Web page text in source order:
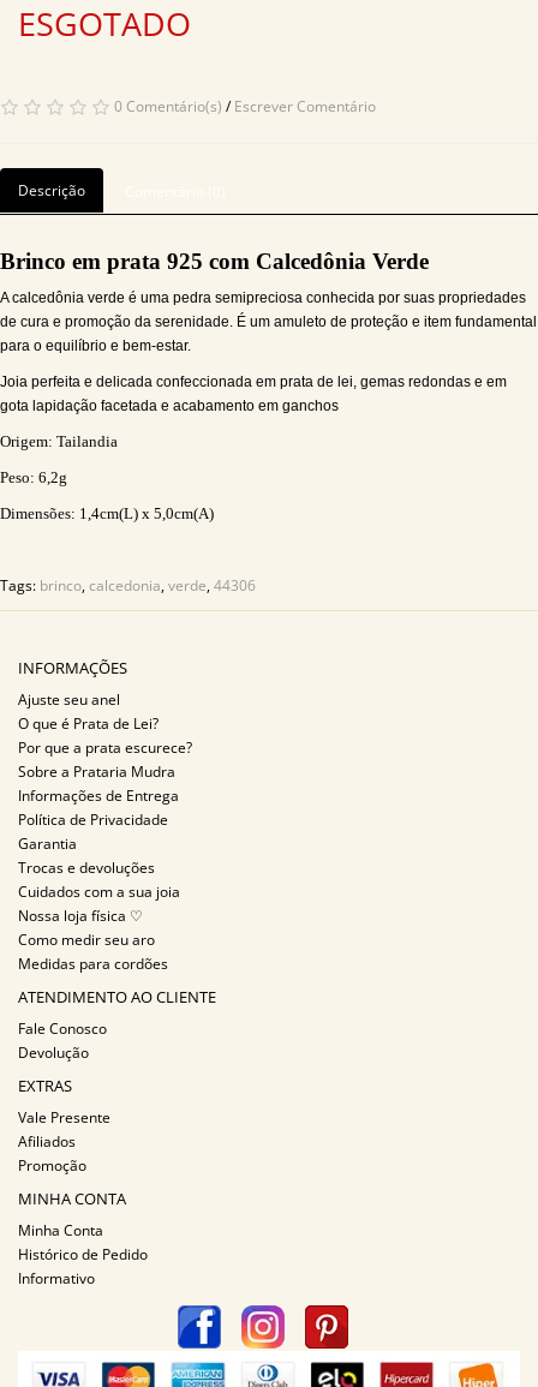
ESGOTADO
0 Comentário(s) /Escrever Comentário
Descrição
Brinco em prata 925 com Calcedônia Verde
A calcedônia verde é uma pedra semipreciosa conhecida por suas propriedades
de cura e promoção da serenidade. É um amuleto de proteção e item fundamental
para o equilíbrio e bem-estar.
Joia perfeita e delicada confeccionada em prata de lei, gemas redondas e em
gota lapidação facetada e acabamento em ganchos
Origem: Tailandia
Peso: 6,2g
Dimensões: 1,4cm(L) x 5,0cm(A)
Tags: brinco,calcedonia,verde,44306
INFORMAÇÕES
Ajuste seu anel
O que é Prata de Lei?
Por que a prata escurece?
Sobre a Prataria Mudra
Informações de Entrega
Política de Privacidade
Garantia
Trocas e devoluções
Cuidados com a sua joia
Nossa loja física ♡
Como medir seu aro
Medidas para cordões
ATENDIMENTO AO CLIENTE
Fale Conosco
Devolução
EXTRAS
Vale Presente
Afiliados
Promoção
MINHA CONTA
Minha Conta
Histórico de Pedido
Informativo